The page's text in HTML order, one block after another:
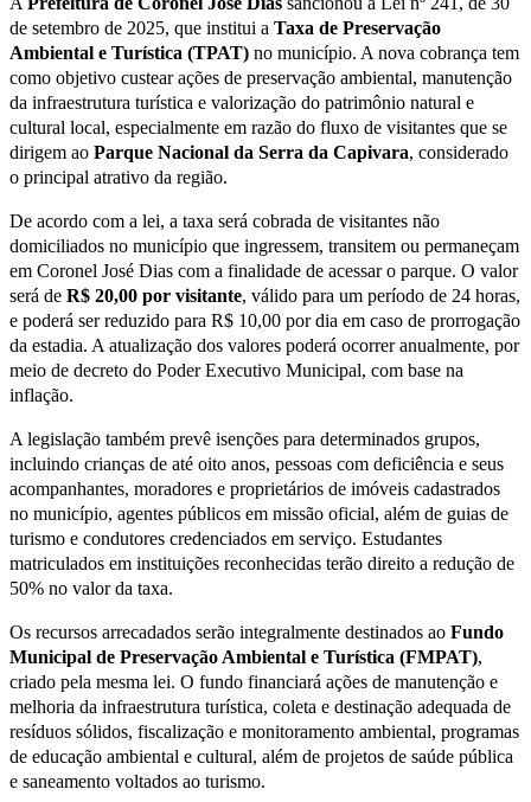
de setembro de 2025, que institui a Taxa de Preservação
Ambiental e Turística (TPAT) no município. A nova cobrança tem
como objetivo custear ações de preservação ambiental, manutenção
da infraestrutura turística e valorização do patrimônio natural e
cultural local, especialmente em razão do fluxo de visitantes que se
dirigem ao Parque Nacional da Serra da Capivara, considerado
o principal atrativo da região.
De acordo com a lei, a taxa será cobrada de visitantes não
domiciliados no município que ingressem, transitem ou permaneçam
em Coronel José Dias com a finalidade de acessar o parque. O valor
será de R$ 20,00 por visitante, válido para um período de 24 horas,
e poderá ser reduzido para R$ 10,00 por dia em caso de prorrogação
da estadia. A atualização dos valores poderá ocorrer anualmente, por
meio de decreto do Poder Executivo Municipal, com base na
inflação.
A legislação também prevê isenções para determinados grupos,
incluindo crianças de até oito anos, pessoas com deficiência e seus
acompanhantes, moradores e proprietários de imóveis cadastrados
no município, agentes públicos em missão oficial, além de guias de
turismo e condutores credenciados em serviço. Estudantes
matriculados em instituições reconhecidas terão direito a redução de
50% no valor da taxa.
Os recursos arrecadados serão integralmente destinados ao Fundo
Municipal de Preservação Ambiental e Turística (FMPAT),
criado pela mesma lei. O fundo financiará ações de manutenção e
melhoria da infraestrutura turística, coleta e destinação adequada de
resíduos sólidos, fiscalização e monitoramento ambiental, programas
de educação ambiental e cultural, além de projetos de saúde pública
e saneamento voltados ao turismo.